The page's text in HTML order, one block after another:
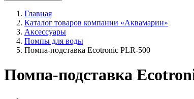
Главная
Каталог товаров компании «Аквамарин»
Аксессуары
Помпы для воды
Помпа-подставка Ecotronic PLR-500
Помпа-подставка